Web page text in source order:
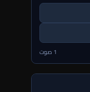
1 صوت